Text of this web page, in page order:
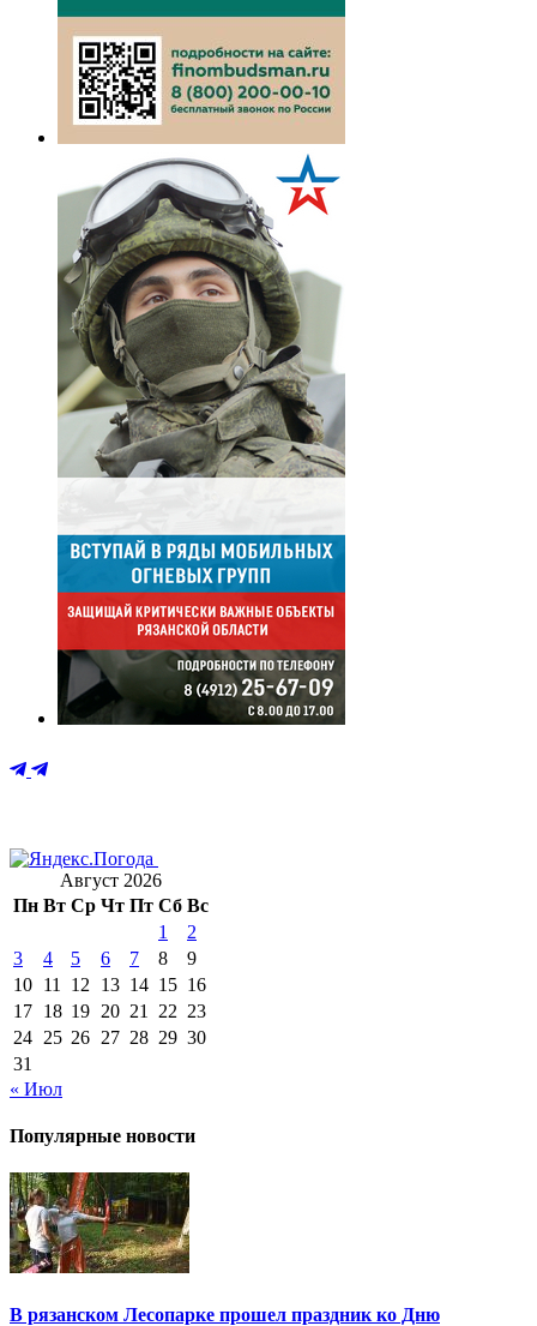
Август 2026
Пн Вт Ср Чт Пт Сб Вс
1
2
3
4 5 6 7 8
9
10 11 12 13 14 15 16
17 18 19 20 21 22 23
24 25 26 27 28 29 30
31
« Июл
Популярные новости
В рязанском Лесопарке прошел праздник ко Дню